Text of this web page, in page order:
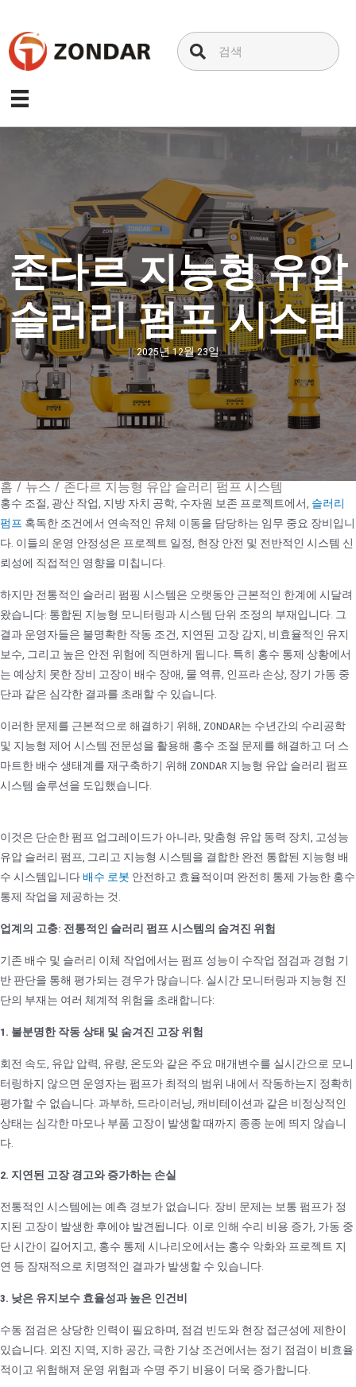
으
뛰
존다르 지능형 유압
슬러리 펌프 시스템
2025년 12월 23일
홈 / 뉴스 / 존다르 지능형 유압 슬러리 펌프 시스템
홍수 조절, 광산 작업, 지방 자치 공학, 수자원 보존 프로젝트에서, 슬러리
펌프 혹독한 조건에서 연속적인 유체 이동을 담당하는 임무 중요 장비입니
다. 이들의 운영 안정성은 프로젝트 일정, 현장 안전 및 전반적인 시스템 신
뢰성에 직접적인 영향을 미칩니다.
하지만 전통적인 슬러리 펌핑 시스템은 오랫동안 근본적인 한계에 시달려
왔습니다: 통합된 지능형 모니터링과 시스템 단위 조정의 부재입니다. 그
결과 운영자들은 불명확한 작동 조건, 지연된 고장 감지, 비효율적인 유지
보수, 그리고 높은 안전 위험에 직면하게 됩니다. 특히 홍수 통제 상황에서
는 예상치 못한 장비 고장이 배수 장애, 물 역류, 인프라 손상, 장기 가동 중
단과 같은 심각한 결과를 초래할 수 있습니다.
이러한 문제를 근본적으로 해결하기 위해, ZONDAR는 수년간의 수리공학
및 지능형 제어 시스템 전문성을 활용해 홍수 조절 문제를 해결하고 더 스
마트한 배수 생태계를 재구축하기 위해 ZONDAR 지능형 유압 슬러리 펌프
시스템 솔루션을 도입했습니다.
이것은 단순한 펌프 업그레이드가 아니라, 맞춤형 유압 동력 장치, 고성능
유압 슬러리 펌프, 그리고 지능형 시스템을 결합한 완전 통합된 지능형 배
수 시스템입니다배수 로봇 안전하고 효율적이며 완전히 통제 가능한 홍수
통제 작업을 제공하는 것.
업계의 고충: 전통적인 슬러리 펌프 시스템의 숨겨진 위험
기존 배수 및 슬러리 이체 작업에서는 펌프 성능이 수작업 점검과 경험 기
반 판단을 통해 평가되는 경우가 많습니다. 실시간 모니터링과 지능형 진
단의 부재는 여러 체계적 위험을 초래합니다:
1. 불분명한 작동 상태 및 숨겨진 고장 위험
회전 속도, 유압 압력, 유량, 온도와 같은 주요 매개변수를 실시간으로 모니
터링하지 않으면 운영자는 펌프가 최적의 범위 내에서 작동하는지 정확히
평가할 수 없습니다. 과부하, 드라이러닝, 캐비테이션과 같은 비정상적인
상태는 심각한 마모나 부품 고장이 발생할 때까지 종종 눈에 띄지 않습니
다.
2. 지연된 고장 경고와 증가하는 손실
전통적인 시스템에는 예측 경보가 없습니다. 장비 문제는 보통 펌프가 정
지된 고장이 발생한 후에야 발견됩니다. 이로 인해 수리 비용 증가, 가동 중
단 시간이 길어지고, 홍수 통제 시나리오에서는 홍수 악화와 프로젝트 지
연 등 잠재적으로 치명적인 결과가 발생할 수 있습니다.
3. 낮은 유지보수 효율성과 높은 인건비
수동 점검은 상당한 인력이 필요하며, 점검 빈도와 현장 접근성에 제한이
있습니다. 외진 지역, 지하 공간, 극한 기상 조건에서는 정기 점검이 비효율
적이고 위험해져 운영 위험과 수명 주기 비용이 더욱 증가합니다.